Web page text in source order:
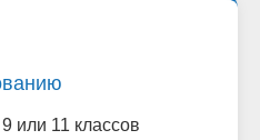
или 11 классов